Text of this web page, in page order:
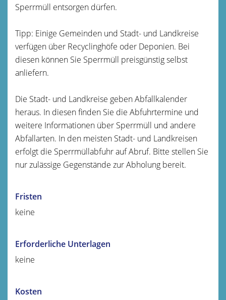
Sperrmüll entsorgen dürfen.
Tipp: Einige Gemeinden und Stadt- und Landkreise
verfügen über Recyclinghöfe oder Deponien. Bei
diesen können Sie Sperrmüll preisgünstig selbst
anliefern.
Die Stadt- und Landkreise geben Abfallkalender
heraus. In diesen finden Sie die Abfuhrtermine und
weitere Informationen über Sperrmüll und andere
Abfallarten. In den meisten Stadt- und Landkreisen
erfolgt die Sperrmüllabfuhr auf Abruf. Bitte stellen Sie
nur zulässige Gegenstände zur Abholung bereit.
Fristen
keine
Erforderliche Unterlagen
keine
Kosten